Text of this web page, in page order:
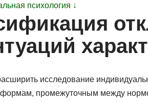
психология ↓
исследование
промежуточным между